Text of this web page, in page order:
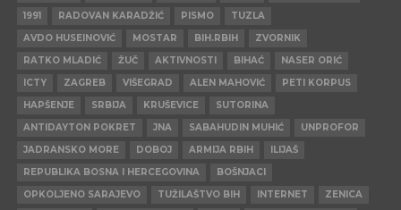
1991
RADOVAN KARADŽIĆ PISMO
TUZLA
AVDO HUSEINOVIĆ
MOSTAR BIH.RBIH
ZVORNIK
RATKO MLADIĆ
ŽUČ AKTIVNOSTI BIHAĆ
NASER ORIĆ
ICTY
ZAGREB VIŠEGRAD ALEN MAHOVIĆ
PETI KORPUS
HAPŠENJE
SRBIJA KRUŠEVICE
SUTORINA
ANTIDAYTON POKRET
JNA SABAHUDIN MUHIĆ
UNPROFOR
JADRANSKO MORE
DOBOJ ARMIJA RBIH
ILIJAŠ
REPUBLIKA BOSNA I HERCEGOVINA
BOŠNJACI
OPKOLJENO SARAJEVO
TUŽILAŠTVO BIH INTERNET
ZENICA